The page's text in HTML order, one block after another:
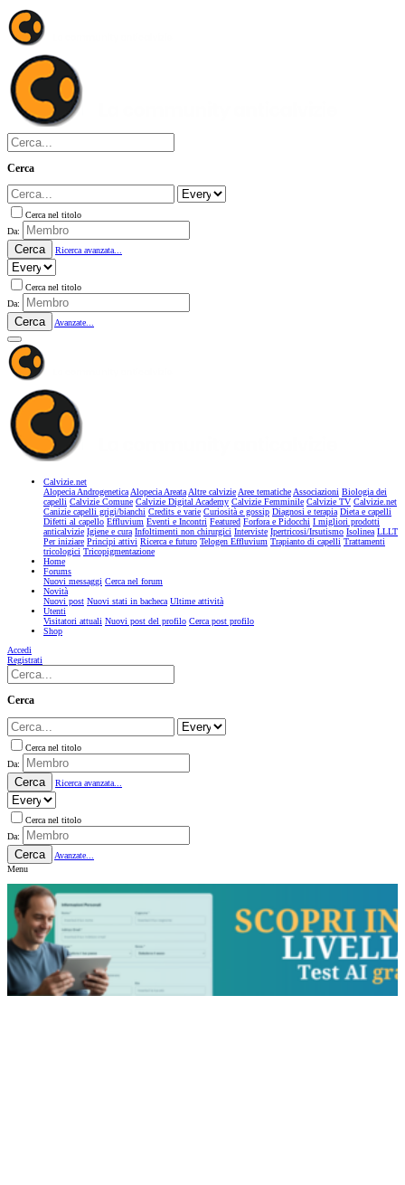
Cerca
Cerca nel titolo
Da:
Cerca Ricerca avanzata...
Cerca nel titolo
Da:
Cerca Avanzate...
Calvizie.net
Alopecia AndrogeneticaAlopecia AreataAltre calvizieAree tematicheAssociazioni Biologia dei
capelli Calvizie Comune Calvizie Digital Academy Calvizie Femminile Calvizie TV Calvizie.net
Canizie capelli grigi/bianchi Credits e varie Curiosità e gossip Diagnosi e terapia Dieta e capelli
Difetti al capello Effluvium Eventi e Incontri Featured Forfora e Pidocchi I migliori prodotti
anticalvizie Igiene e cura Infoltimenti non chirurgici Interviste Ipertricosi/Irsutismo Isolinea LLLT
Per iniziare Principi attivi Ricerca e futuro Telogen Effluvium Trapianto di capelli Trattamenti
tricologici Tricopigmentazione
Home
Forums
Nuovi messaggi Cerca nel forum
Novità
Nuovi post Nuovi stati in bacheca Ultime attività
Utenti
Visitatori attuali Nuovi post del profilo Cerca post profilo
Shop
Accedi
Registrati
Cerca
Cerca nel titolo
Da:
Cerca Ricerca avanzata...
Cerca nel titolo
Da:
Cerca
Avanzate...
Menu